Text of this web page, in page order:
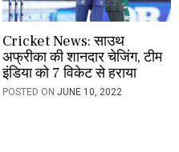
Cricket News: साउथ
अफ्रीका की शानदार चेजिंग, टीम
इंडिया को 7 विकेट से हराया
POSTED ONJUNE 10, 2022